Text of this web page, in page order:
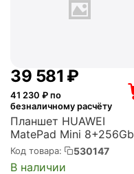
39 581 ₽
41 230 ₽ по
безналичному расчёту
Планшет HUAWEI
MatePad Mini 8+256Gb
WF Black (53014PTT)
Код товара: 530147
В наличии